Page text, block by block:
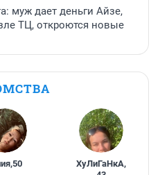
муж дает деньги Айзе,
ТЦ, откроются новые
,50 ХуЛиГаНкА,